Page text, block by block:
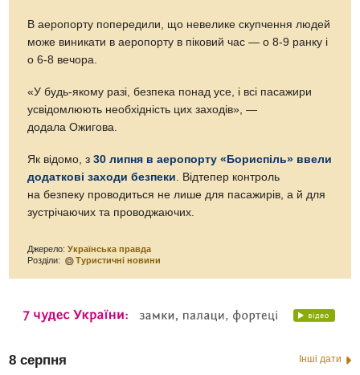
В аеропорту попередили, що невелике скупчення людей
може виникати в аеропорту в піковий час — о 8-9 ранку і
о 6-8 вечора.
«У будь-якому разі, безпека понад усе, і всі пасажири
усвідомлюють необхідність цих заходів», —
додала Ожигова.
Як відомо, з30 липня в аеропорту «Бориспіль» ввели
додаткові заходи безпеки. Відтепер контроль
на безпеку проводиться не лише для пасажирів, а й для
зустрічаючих та проводжаючих.
Джерело:Українська правда
Розділи:
Туристичні новини
8 серпня Інші дати